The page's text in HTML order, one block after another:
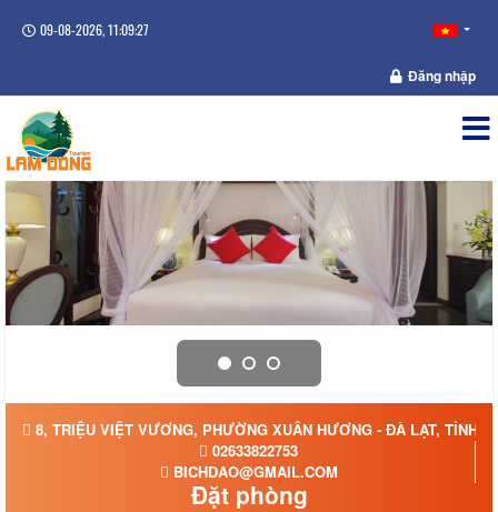
09-08-2026, 11:09:28
Đăng nhập
8, TRIỆU VIỆT VƯƠNG, PHƯỜNG XUÂN HƯƠNG - ĐÀ LẠT, TỈNH
02633822753
BICHDAO@GMAIL.COM
Đặt phòng